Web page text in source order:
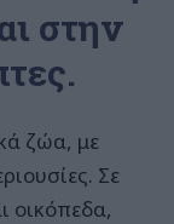
στην
ζώα, με
Σε
οικόπεδα,